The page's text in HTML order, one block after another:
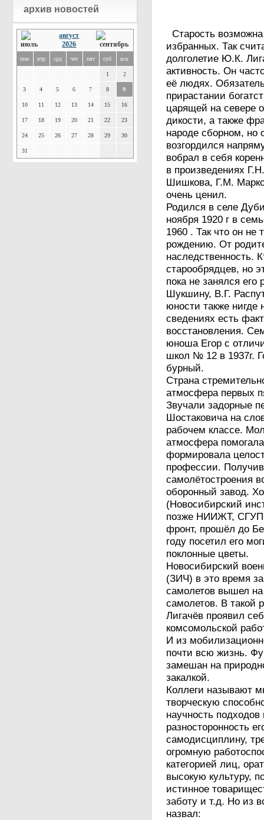
архив новостей
август
2026
пон втр срд чет пят суб вск
1 2
3 4 5 6 7 8 9
10 11 12 13 14 15 16
17 18 19 20 21 22 23
24 25 26 27 28 29 30
31
Старость
избранных. Так
долголетие Ю.К.
активность. Он
её людях.
прирастании
царящей на севере
дикости, а также
народе сборном, но
возгордился
вобрал в себя
в произведениях
Шишкова, Г.М.
очень ценил.
Родился в селе
ноября 1920 г в
1960 . Так что он не
рождению. От
наследственность.
старообрядцев, но
пока не занялся
Шукшину, В.Г.
юности также нигде
сведениях есть
восстановления.
юноша Егор с
школ № 12 в 1937г.
бурный.
Страна
атмосфера первых
Звучали задорные
Шостаковича на
рабочем классе.
атмосфера
формировала
профессии.
самолётостроения
оборонный завод.
(Новосибирский
позже НИИЖТ,
фронт, прошёл до
году посетил его
поклонные цветы.
Новосибирский
(ЗИЧ) в это время
самолетов вышел
самолетов. В такой
Лигачёв проявил
комсомольской
И из
почти всю жизнь.
замешан на
закалкой.
Коллеги называют
творческую
научность
разносторонность
самодисциплину,
огромную
категорией лиц,
высокую культуру,
истинное
заботу и т.д. Но из
назвал: